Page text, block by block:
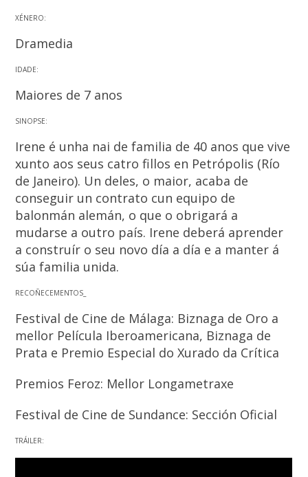
XÉNERO:
Dramedia
IDADE:
Maiores de 7 anos
SINOPSE:
Irene é unha nai de familia de 40 anos que vive
xunto aos seus catro fillos en Petrópolis (Río
de Janeiro). Un deles, o maior, acaba de
conseguir un contrato cun equipo de
balonmán alemán, o que o obrigará a
mudarse a outro país. Irene deberá aprender
a construír o seu novo día a día e a manter á
súa familia unida.
RECOÑECEMENTOS_
Festival de Cine de Málaga: Biznaga de Oro a
mellor Película Iberoamericana, Biznaga de
Prata e Premio Especial do Xurado da Crítica
Premios Feroz: Mellor Longametraxe
Festival de Cine de Sundance: Sección Oficial
TRÁILER: